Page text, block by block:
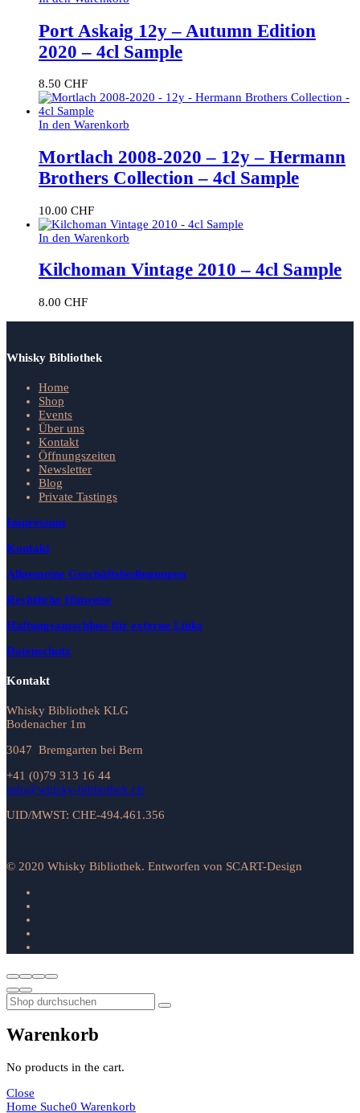
Port Askaig 12y – Autumn Edition
2020 – 4cl Sample
8.50 CHF
In den Warenkorb
Mortlach 2008-2020 – 12y – Hermann
Brothers Collection – 4cl Sample
10.00 CHF
In den Warenkorb
Kilchoman Vintage 2010 – 4cl Sample
8.00 CHF
Whisky Bibliothek
Home
Shop
Events
Über uns
Kontakt
Öffnungszeiten
Newsletter
Blog
Private Tastings
Impressum
Kontakt
Allgemeine Geschäftsbedingungen
Rechtliche Hinweise
Haftungsausschluss für externe Links
Datenschutz
Kontakt
Whisky Bibliothek KLG
Bodenacher 1m
3047 Bremgarten bei Bern
+41 (0)79 313 16 44
info@whisky-bibliothek.ch
UID/MWST: CHE-494.461.356
© 2020 Whisky Bibliothek. Entworfen von SCART-Design
Warenkorb
No products in the cart.
Close
Home Suche0 Warenkorb